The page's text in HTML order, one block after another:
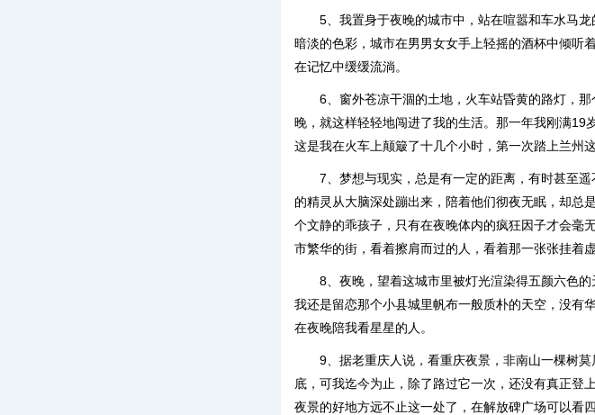
5、我置身于夜晚的城市中，站在喧嚣和车水马
暗淡的色彩，城市在男男女女手上轻摇的酒杯中倾听
在记忆中缓缓流淌。
6、窗外苍凉干涸的土地，火车站昏黄的路灯，
晚，就这样轻轻地闯进了我的生活。那一年我刚满19
这是我在火车上颠簸了十几个小时，第一次踏上兰州
7、梦想与现实，总是有一定的距离，有时甚至
的精灵从大脑深处蹦出来，陪着他们彻夜无眠，却总
个文静的乖孩子，只有在夜晚体内的疯狂因子才会毫
市繁华的街，看着擦肩而过的人，看着那一张张挂着
8、夜晚，望着这城市里被灯光渲染得五颜六色
我还是留恋那个小县城里帆布一般质朴的天空，没有
在夜晚陪我看星星的人。
9、据老重庆人说，看重庆夜景，非南山一棵树
底，可我迄今为止，除了路过它一次，还没有真正登
夜景的好地方远不止这一处了，在解放碑广场可以看